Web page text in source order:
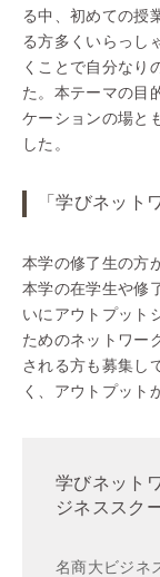
る中、初めての授
る方多くいらっし
くことで自分なり
た。本テーマの目
ケーションの場と
した。
「学びネット
本学の修了生の方
本学の在学生や修
いにアウトプット
ためのネットワー
される方も募集し
く、アウトプット
学びネット
ジネススク
名商大ビジネ